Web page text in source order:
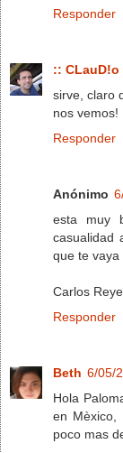
Responder
:: CLauD!o
sirve, claro
nos vemos!
Responder
Anónimo
esta muy
casualidad
que te vaya
Carlos
Responder
Beth 6/05/
Hola
en Mèxico,
poco mas